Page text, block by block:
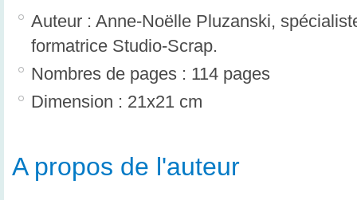
Auteur : Anne-Noëlle Pluzanski,
formatrice Studio-Scrap.
Nombres de pages : 114 pages
Dimension : 21x21 cm
A propos de l'auteur